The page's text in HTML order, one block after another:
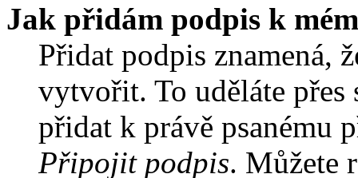
Jak přidám podpis k
Přidat podpis znamená,
vytvořit. To uděláte
přidat k právě psanému
Připojit podpis. Můžete